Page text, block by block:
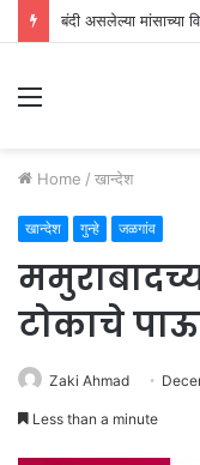
बंदी असलेल्या मांसाच्या
Menu
Home / खान्देश
खान्देश गुन्हे जळगांव
टोकाचे
Zaki Ahmad
Less than a minute